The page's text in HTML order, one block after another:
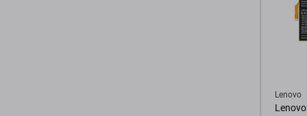
Lenovo